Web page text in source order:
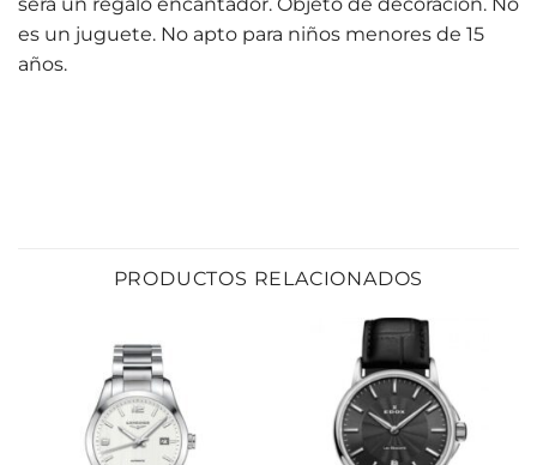
será un regalo encantador. Objeto de decoración. No
es un juguete. No apto para niños menores de 15
años.
PRODUCTOS RELACIONADOS